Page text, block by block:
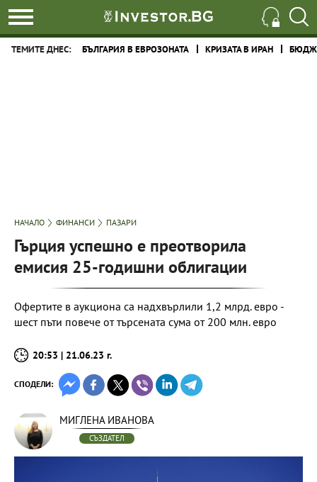
ТЕМИТЕ ДНЕС: БЪЛГАРИЯ В ЕВРОЗОНАТА КРИЗАТА В ИРАН
НАЧАЛО ФИНАНСИ ПАЗАРИ
Гърция успешно е преотворила
емисия 25-годишни облигации
Офертите в аукциона са надхвърлили 1,2 млрд. евро -
шест пъти повече от търсената сума от 200 млн. евро
20:53 | 21.06.23 г.
СПОДЕЛИ:
МИГЛЕНА ИВАНОВА
СЪЗДАТЕЛ